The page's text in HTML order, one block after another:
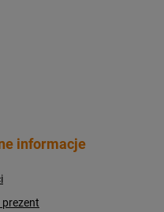
informacje
prezent